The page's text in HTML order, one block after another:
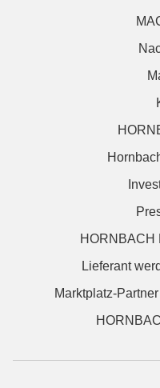
HORNBACH
Lieferant
Marktplatz-